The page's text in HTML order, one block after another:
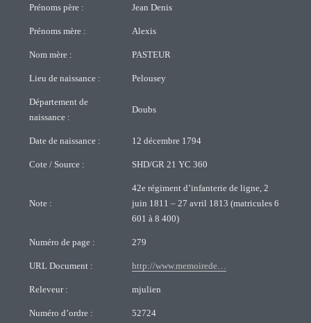
Prénoms père : Jean Denis
Prénoms mère : Alexis
Nom mère : PASTEUR
Lieu de naissance : Pelousey
Département de
naissance :
Doubs
Date de naissance : 12 décembre 1794
Cote / Source : SHD/GR 21 YC 360
Note :
42e régiment d’infanterie de ligne, 2
juin 1811 – 27 avril 1813 (matricules 6
601 à 8 400)
Numéro de page : 279
URL Document : http://www.memoirede…
Releveur : mjulien
Numéro d’ordre : 52724